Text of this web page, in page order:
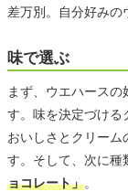
差万別。自分好みの
味で選ぶ
まず、ウエハース
す。味を決定づける
おいしさとクリーム
す。そして、次に種
ョコレート」。